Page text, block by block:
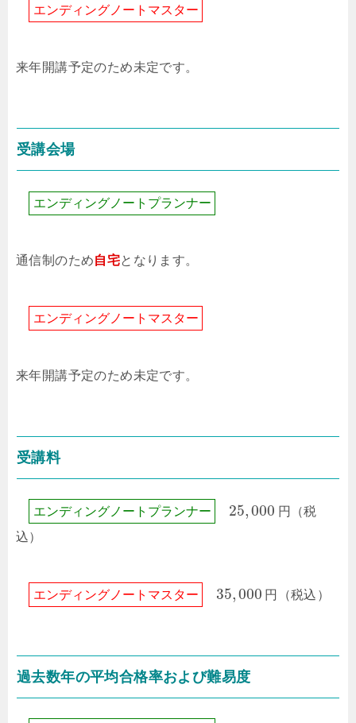
エンディ ングノ ー ト マス ター
来年開講予定のため未定です。
受講会場
エンディ ングノ ー ト プラ ンナー
通信制のため自宅となります。
エンディ ングノ ー ト マス ター
来年開講予定のため未定です。
受講料
エンディ ングノ ー ト プラ ンナー 25,000 円
（税
込）
エンディ ングノ ー ト マス ター 35,000 円 （税込）
過去数年の平均合格率および難易度